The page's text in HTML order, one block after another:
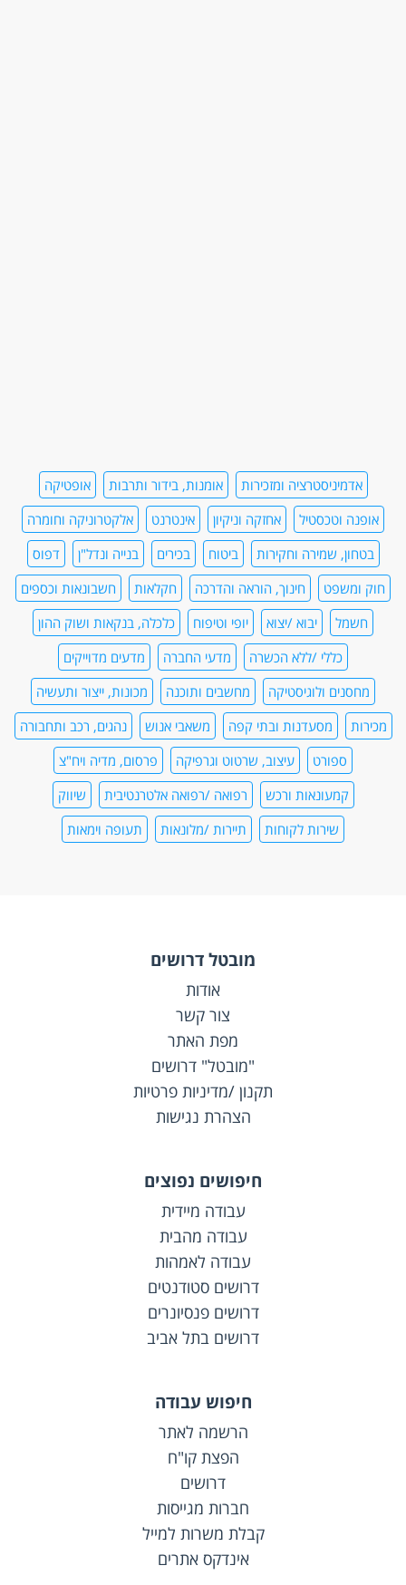
אדמיניסטרציה ומזכירות אומנות, בידור ותרבות
אופטיקה
אופנה וטכסטיל
אחזקה וניקיון אינטרנט
אלקטרוניקה וחומרה
בטחון, שמירה וחקירות
ביטוח בכירים בנייה ונדל"ן
דפוס
חוק ומשפט
חינוך, הוראה והדרכה חקלאות
חשבונאות וכספים
חשמל
יבוא /יצוא יופי וטיפוח
כלכלה, בנקאות ושוק ההון
כללי /ללא הכשרה
מדעי החברה
מדעים מדוייקים
מחסנים ולוגיסטיקה
מחשבים ותוכנה
מכונות, ייצור ותעשיה
מכירות
מסעדנות ובתי קפה משאבי אנוש
נהגים, רכב ותחבורה
ספורט
עיצוב, שרטוט וגרפיקה
פרסום, מדיה ויח"צ
קמעונאות ורכש
רפואה /רפואה אלטרנטיבית
שיווק
שירות לקוחות
תיירות /מלונאות תעופה וימאות
מובטל דרושים
אודות
צור קשר
מפת האתר
"מובטל" דרושים
תקנון /מדיניות פרטיות
הצהרת נגישות
חיפושים נפוצים
עבודה מיידית
עבודה מהבית
עבודה לאמהות
דרושים סטודנטים
דרושים פנסיונרים
דרושים בתל אביב
חיפוש עבודה
הרשמה לאתר
הפצת קו"ח
דרושים
חברות מגייסות
קבלת משרות למייל
אינדקס אתרים